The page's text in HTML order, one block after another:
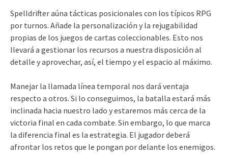
Spelldrifter aúna tácticas posicionales con los típicos RPG
por turnos. Añade la personalización y la rejugabilidad
propias de los juegos de cartas coleccionables. Esto nos
llevará a gestionar los recursos a nuestra disposición al
detalle y aprovechar, así, el tiempo y el espacio al máximo.
Manejar la llamada línea temporal nos dará ventaja
respecto a otros. Si lo conseguimos, la batalla estará más
inclinada hacia nuestro lado y estaremos más cerca de la
victoria final en cada combate. Sin embargo, lo que marca
la diferencia final es la estrategia. El jugador deberá
afrontar los retos que le pongan por delante los enemigos.